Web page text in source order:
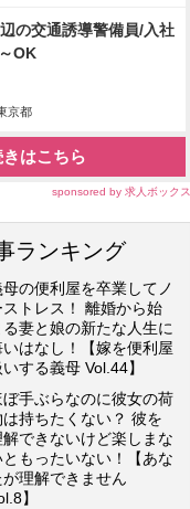
の交通誘導警備員/入社
OK
京都
きはこちら
sponsored by 求人ボックス
ランキング
母の便利屋を卒業してノ
ストレス！ 離婚から始
る妻と娘の新たな人生に
いはなし！【嫁を便利屋
する義母 Vol.44】
ぼ手ぶらなのに彼女の荷
は持ちたくない？ 彼を
解できないけど楽しまな
ともったいない！【あな
が理解できません
】